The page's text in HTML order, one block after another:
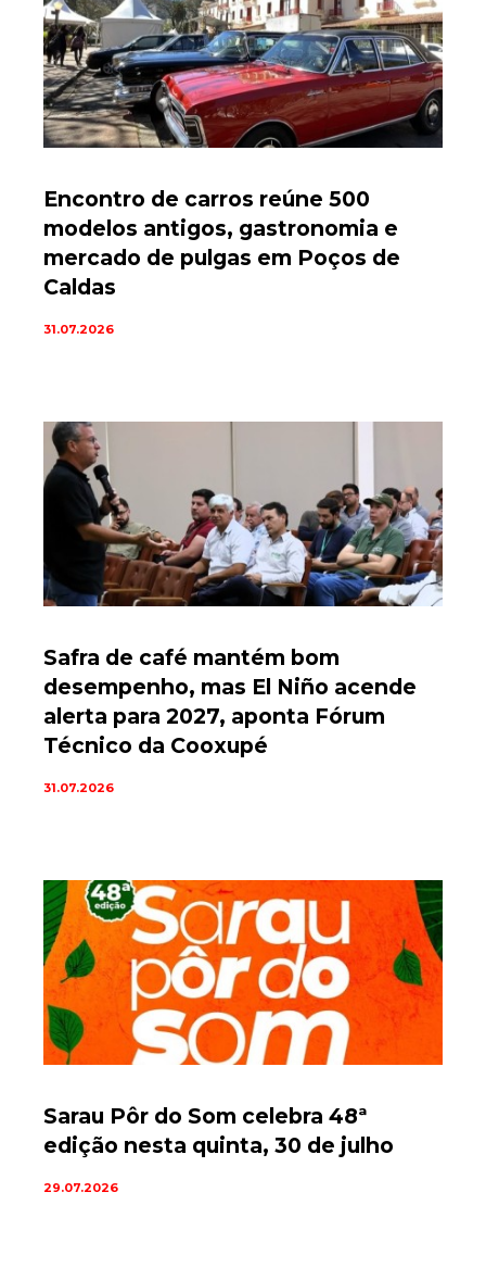
Encontro de carros reúne 500
modelos antigos, gastronomia e
mercado de pulgas em Poços de
Caldas
31.07.2026
Safra de café mantém bom
desempenho, mas El Niño acende
alerta para 2027, aponta Fórum
Técnico da Cooxupé
31.07.2026
Sarau Pôr do Som celebra 48ª
edição nesta quinta, 30 de julho
29.07.2026